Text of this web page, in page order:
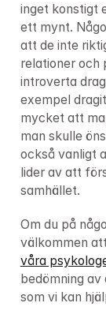
inget konstigt
ett mynt.
att de inte
relationer och
introverta drag
exempel
mycket att
man skulle
också vanligt
lider av att
samhället.
Om du på
välkommen att
våra
bedömning
som vi kan